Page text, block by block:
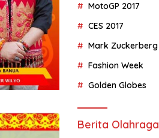
MotoGP 2017
CES 2017
Mark Zuckerberg
Fashion Week
Golden Globes
Berita Olahraga